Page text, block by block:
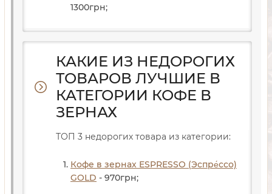
1300грн;
КАКИЕ ИЗ НЕДОРОГИХ
ТОВАРОВ ЛУЧШИЕ В
КАТЕГОРИИ КОФЕ В
ЗЕРНАХ
ТОП 3 недорогих товара из категории:
Кофе в зернах ESPRESSO (Эспре́ссо)
GOLD - 970грн;